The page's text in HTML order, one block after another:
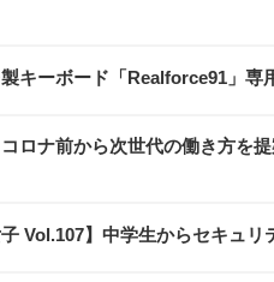
キーボード「Realforce91」専
コロナ前から次世代の働き方を
子 Vol.107】中学生からセキュ